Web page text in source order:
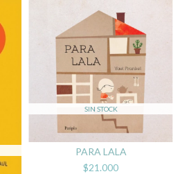
SIN STOCK
PARA LALA
$21.000